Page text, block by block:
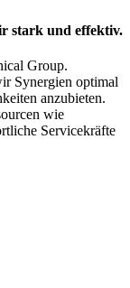
stark und effektiv.
Group.
Synergien optimal
anzubieten.
wie
Servicekräfte